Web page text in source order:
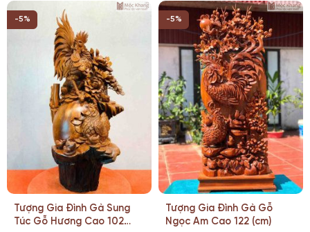
là:
12.000.000 ₫.
tại
là:
11.400.000 ₫.
gốc
là:
12.900.000 ₫.
hiện
tại
là:
12.255.000 ₫.
-5%
Tượng Gia Đình Gà Sung
Túc Gỗ Hương Cao 102
-5%
Tượng Gia Đình Gà Gỗ
Ngọc Am Cao 122 (cm)